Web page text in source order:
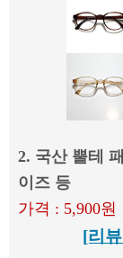
2. 국산 뿔테
이즈 등
가격 : 5,900원
[리